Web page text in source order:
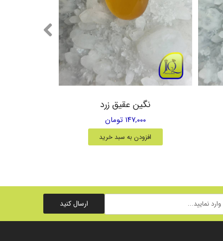
نگین عقیق زرد
۱۴۷,۰۰۰ تومان
افزودن به سبد خرید
ارسال کنید